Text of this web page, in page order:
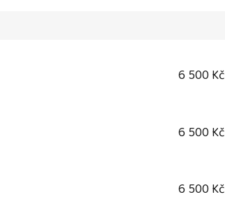
6 500 Kč
6 500 Kč
6 500 Kč